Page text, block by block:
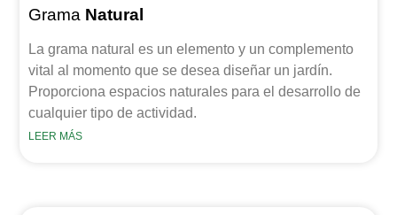
Grama Natural
La grama natural es un elemento y un complemento
vital al momento que se desea diseñar un jardín.
Proporciona espacios naturales para el desarrollo de
cualquier tipo de actividad.
LEER MÁS